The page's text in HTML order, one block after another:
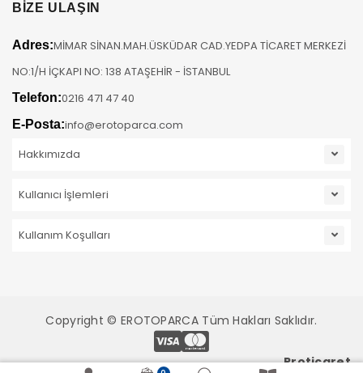
BİZE ULAŞIN
Adres:MİMAR SİNAN.MAH.ÜSKÜDAR CAD.YEDPA TİCARET MERKEZİ
NO:1/H İÇKAPI NO: 138 ATAŞEHİR - İSTANBUL
Telefon:0216 471 47 40
E-Posta:info@erotoparca.com
Hakkımızda
Kullanıcı İşlemleri
Kullanım Koşulları
Copyright © EROTOPARCA Tüm Hakları Saklıdır.
Proticaret